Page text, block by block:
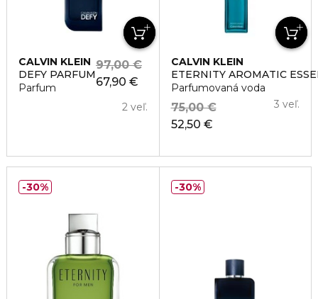
CALVIN KLEIN
DEFY PARFUM
Parfum
67,90 €
97,00 €
2 veľ.
CALVIN KLEIN
ETERNITY AROMATIC
Parfumovaná voda
52,50 €
75,00 € 3 veľ.
30% 30%